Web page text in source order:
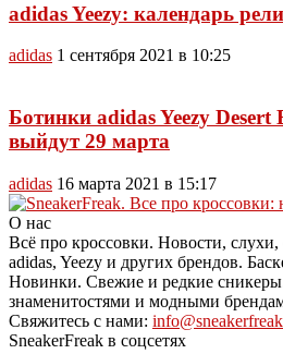
adidas Yeezy: календарь
adidas 1 сентября 2021 в 10:25
Ботинки adidas Yeezy Desert
выйдут 29 марта
adidas 16 марта 2021 в 15:17
О нас
Всё про кроссовки. Новости,
adidas, Yeezy и других брендов.
Новинки. Свежие и редкие
знаменитостями и модными
Свяжитесь с нами:
SneakerFreak в соцсетях